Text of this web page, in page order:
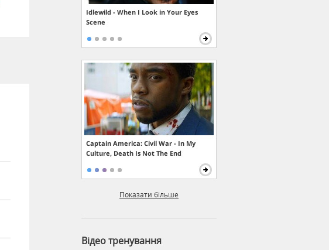
Idlewild - When I Look in Your Eyes
Scene
Captain America: Civil War - In My
Culture, Death Is Not The End
Показати більше
Відео тренування